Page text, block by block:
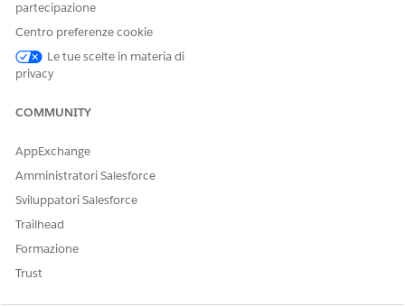
Attivazione degli approfondimenti calcolati di Financial
Services Cloud
Creare un approfondimento calcolato da un kit dati
installato in
QUESTO ARTICOLO HA RISOLTO IL PROBLEMA?
partecipazione
Centro preferenze cookie
Le tue scelte in materia di
privacy
COMMUNITY
AppExchange
Amministratori Salesforce
Sviluppatori Salesforce
Trailhead
Formazione
Trust